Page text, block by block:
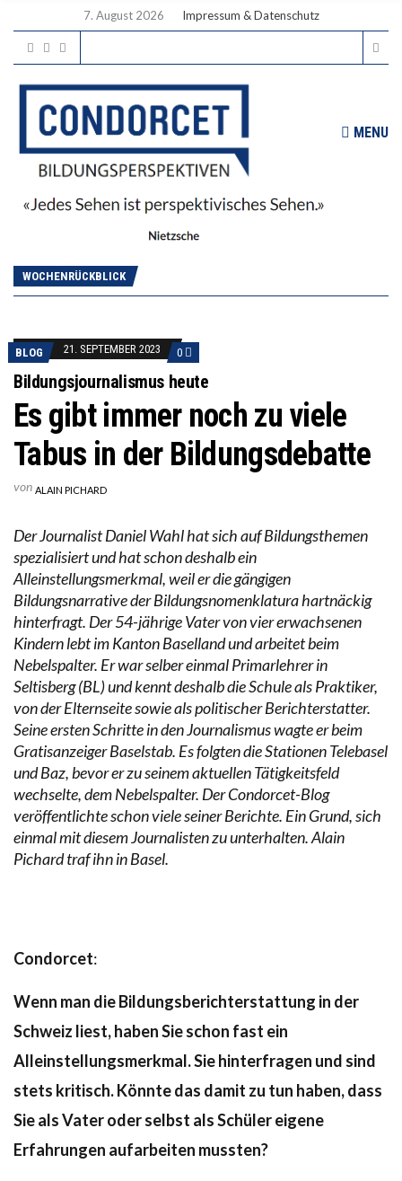
7. August 2026 Impressum & Datenschutz
MENU
WOCHENRÜCKBLICK
BLOG 21. SEPTEMBER 2023 0
Bildungsjournalismus heute
Es gibt immer noch zu viele
Tabus in der Bildungsdebatte
von ALAIN PICHARD
Der Journalist Daniel Wahl hat sich auf Bildungsthemen
spezialisiert und hat schon deshalb ein
Alleinstellungsmerkmal, weil er die gängigen
Bildungsnarrative der Bildungsnomenklatura hartnäckig
hinterfragt. Der 54-jährige Vater von vier erwachsenen
Kindern lebt im Kanton Baselland und arbeitet beim
Nebelspalter. Er war selber einmal Primarlehrer in
Seltisberg (BL) und kennt deshalb die Schule als Praktiker,
von der Elternseite sowie als politischer Berichterstatter.
Seine ersten Schritte in den Journalismus wagte er beim
Gratisanzeiger Baselstab. Es folgten die Stationen Telebasel
und Baz, bevor er zu seinem aktuellen Tätigkeitsfeld
wechselte, dem Nebelspalter. Der Condorcet-Blog
veröffentlichte schon viele seiner Berichte. Ein Grund, sich
einmal mit diesem Journalisten zu unterhalten. Alain
Pichard traf ihn in Basel.
Condorcet:
Wenn man die Bildungsberichterstattung in der
Schweiz liest, haben Sie schon fast ein
Alleinstellungsmerkmal. Sie hinterfragen und sind
stets kritisch. Könnte das damit zu tun haben, dass
Sie als Vater oder selbst als Schüler eigene
Erfahrungen aufarbeiten mussten?